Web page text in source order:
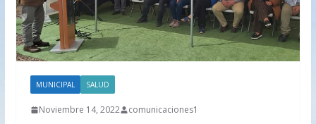
MUNICIPAL SALUD
Noviembre 14, 2022 comunicaciones1